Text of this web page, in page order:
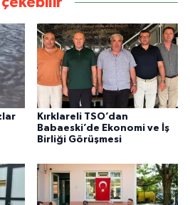
Kırklareli TSO’dan
Babaeski’de Ekonomi ve İş
Birliği Görüşmesi